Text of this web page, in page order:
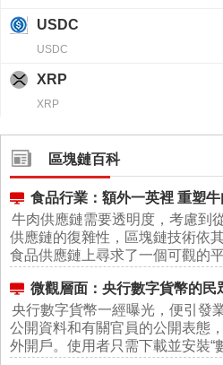
區塊鏈百科
食品行業：額外一英裡 重塑
牛肉供應鏈需要透明度，考慮到
供應鏈的復雜性，區塊鏈技術依
食品供應鏈上尋求了一個可觀的
微觀層面：央行數字貨幣的民
央行數字貨幣一經曝光，便引發
公開資料和有關官員的公開表態
外開戶。使用者只需下載並安裝“